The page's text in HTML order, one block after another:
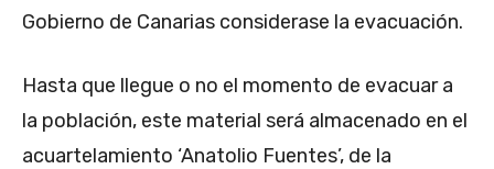
Gobierno de Canarias considerase la evacuación.
Hasta que llegue o no el momento de evacuar a
la población, este material será almacenado en el
acuartelamiento ‘Anatolio Fuentes’, de la